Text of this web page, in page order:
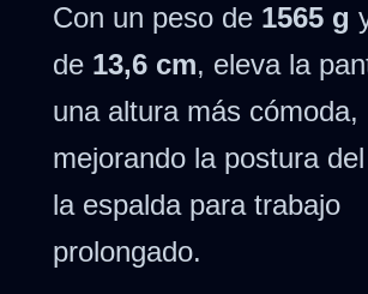
Con un peso de 1565 g
de 13,6 cm, eleva la
una altura más cómoda,
mejorando la postura
la espalda para trabajo
prolongado.